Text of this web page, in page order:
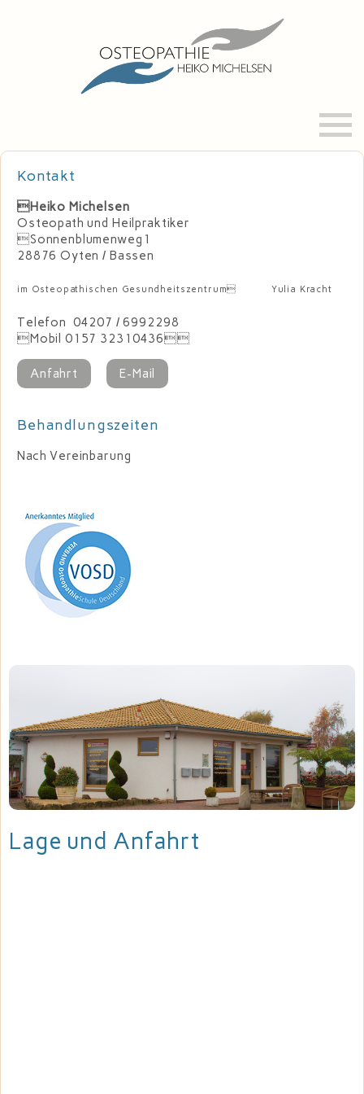
Praxis
Behandlung
Osteopathie
Kinderosteopathie
Kontakt
Heiko Michelsen
Osteopath und Heilpraktiker
Sonnenblumenweg1
28876 Oyten / Bassen
im Osteopathischen Gesundheitszentrum Yulia Kracht
Telefon 04207 / 6992298
Mobil 0157 32310436
Anfahrt E-Mail
Behandlungszeiten
Nach Vereinbarung
Lage und Anfahrt